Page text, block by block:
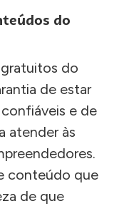
do
do
de estar
e de
atender às
conteúdo que
de que